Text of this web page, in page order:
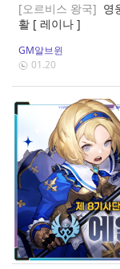
[오르비스 왕국] 영
활 [ 레이나 ]
GM알브윈
01.20